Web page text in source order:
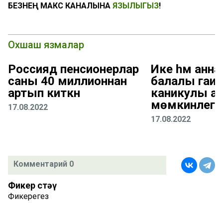
БЕЗНЕҢ МАКС КАНАЛЫНА ЯЗЫЛЫГЫЗ!
Охшаш язмалар
Россиядә пенсионерлар
саны 40 миллионнан
артып киткән
17.08.2022
Ике һәм
балалы
каникулы
мөмкинлеге
17.08.2022
Комментарий 0
Фикер өстәү
Фикерегез